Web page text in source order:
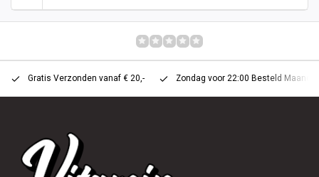
Gratis Verzonden vanaf € 20,- Zondag voor 22:00 Besteld